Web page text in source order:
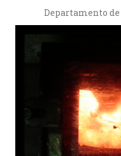
Departamento